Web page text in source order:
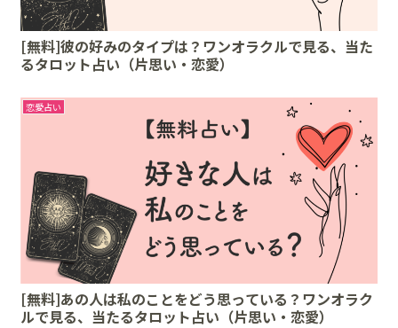
[無料]彼の好みのタイプは？ワンオラクルで見る、当た
るタロット占い（片思い・恋愛）
恋愛占い
[無料]あの人は私のことをどう思っている？ワンオラク
ルで見る、当たるタロット占い（片思い・恋愛）